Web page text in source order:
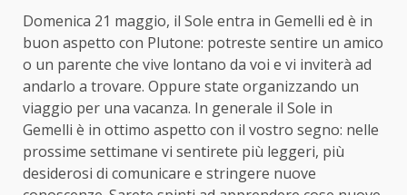
Domenica 21 maggio, il Sole entra in Gemelli ed è in
buon aspetto con Plutone: potreste sentire un amico
o un parente che vive lontano da voi e vi inviterà ad
andarlo a trovare. Oppure state organizzando un
viaggio per una vacanza. In generale il Sole in
Gemelli è in ottimo aspetto con il vostro segno: nelle
prossime settimane vi sentirete più leggeri, più
desiderosi di comunicare e stringere nuove